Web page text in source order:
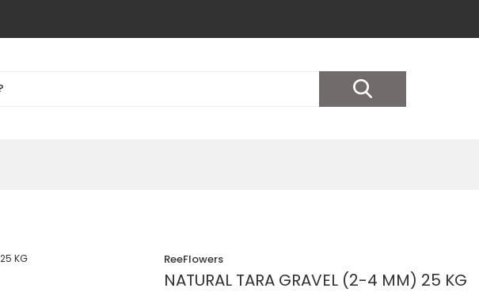
ReeFlowers
NATURAL TARA GRAVEL (2-4 MM) 25 KG